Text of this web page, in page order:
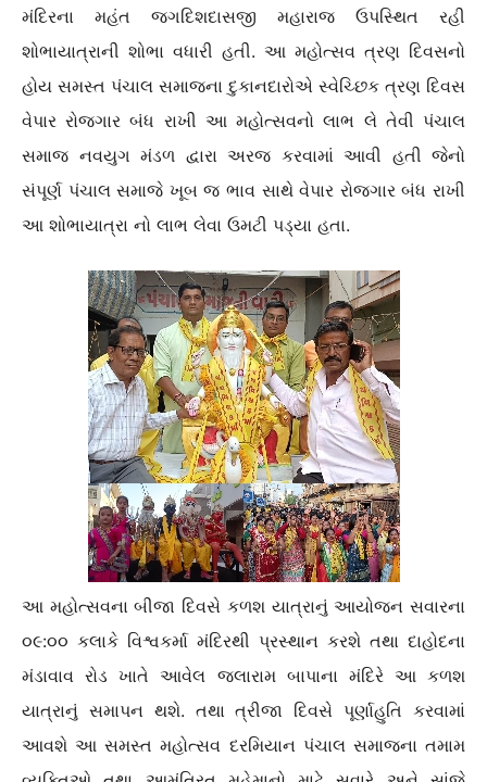
મંદિરના મહંત જગદિશદાસજી મહારાજ ઉપસ્થિત રહી
શોભાયાત્રાની શોભા વધારી હતી. આ મહોત્સવ ત્રણ દિવસનો
હોય સમસ્ત પંચાલ સમાજના દુકાનદારોએ સ્વેચ્છિક ત્રણ દિવસ
વેપાર રોજગાર બંધ રાખી આ મહોત્સવનો લાભ લે તેવી પંચાલ
સમાજ નવયુગ મંડળ દ્વારા અરજ કરવામાં આવી હતી જેનો
સંપૂર્ણ પંચાલ સમાજે ખૂબ જ ભાવ સાથે વેપાર રોજગાર બંધ રાખી
આ શોભાયાત્રા નો લાભ લેવા ઉમટી પડ્યા હતા.
આ મહોત્સવના બીજા દિવસે કળશ યાત્રાનું આયોજન સવારના
૦૯:૦૦ કલાકે વિશ્વકર્મા મંદિરથી પ્રસ્થાન કરશે તથા દાહોદના
મંડાવાવ રોડ ખાતે આવેલ જલારામ બાપાના મંદિરે આ કળશ
યાત્રાનું સમાપન થશે. તથા ત્રીજા દિવસે પૂર્ણાહુતિ કરવામાં
આવશે આ સમસ્ત મહોત્સવ દરમિયાન પંચાલ સમાજના તમામ